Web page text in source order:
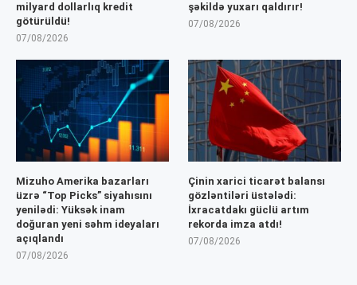
milyard dollarlıq kredit
götürüldü!
07/08/2026
şəkildə yuxarı qaldırır!
07/08/2026
Mizuho Amerika bazarları
üzrə “Top Picks” siyahısını
yenilədi: Yüksək inam
doğuran yeni səhm ideyaları
açıqlandı
07/08/2026
Çinin xarici ticarət balansı
gözləntiləri üstələdi:
İxracatdakı güclü artım
rekorda imza atdı!
07/08/2026